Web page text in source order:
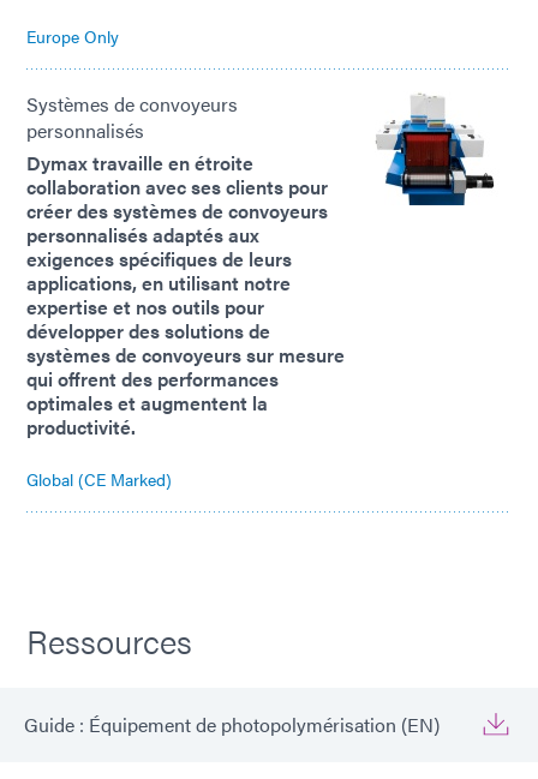
Europe Only
Systèmes de convoyeurs
personnalisés
Dymax travaille en étroite
collaboration avec ses clients pour
créer des systèmes de convoyeurs
personnalisés adaptés aux
exigences spécifiques de leurs
applications, en utilisant notre
expertise et nos outils pour
développer des solutions de
systèmes de convoyeurs sur mesure
qui offrent des performances
optimales et augmentent la
productivité.
Global (CE Marked)
Ressources
Guide : Équipement de photopolymérisation (EN)